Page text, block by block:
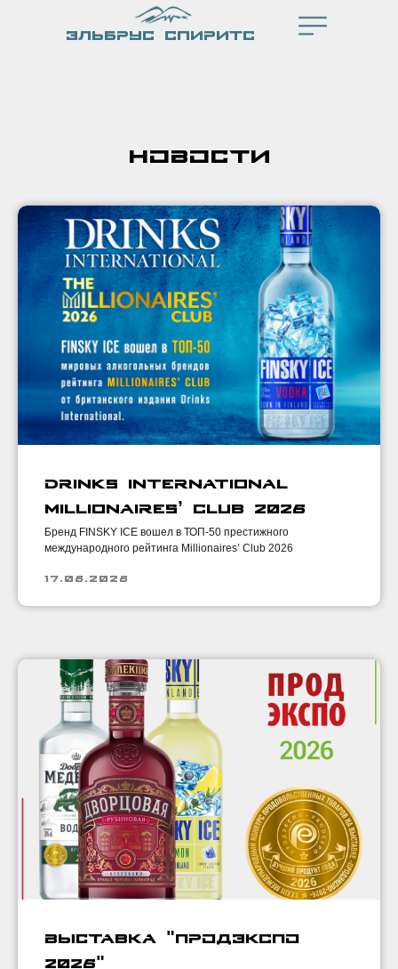
ЭЛЬБРУС СПИРИТС
НОВОСТИ
Drinks International
Millionaires’ Club 2026
Бренд FINSKY ICE вошел в ТОП-50 престижного
международного рейтинга Millionaires’ Club 2026
17.06.2026
Выставка "ПРОДЭКСПО
2026"